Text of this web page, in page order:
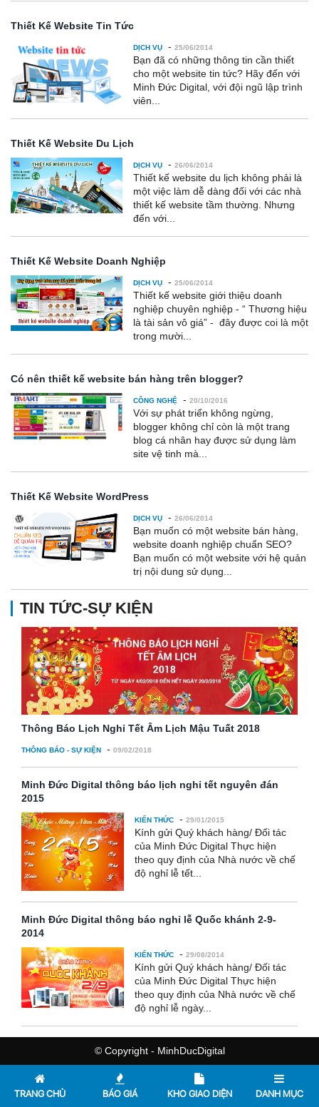
Thiết Kế Website Tin Tức
DỊCH VỤ - 25/06/2014
Bạn đã có những thông tin cần thiết
cho một website tin tức? Hãy đến với
Minh Đức Digital, với đội ngũ lập trình
viên...
Thiết Kế Website Du Lịch
DỊCH VỤ - 26/06/2014
Thiết kế website du lịch không phải là
một việc làm dễ dàng đối với các nhà
thiết kế website tầm thường. Nhưng
đến với...
Thiết Kế Website Doanh Nghiệp
DỊCH VỤ - 25/06/2014
Thiết kế website giới thiệu doanh
nghiệp chuyên nghiệp - “ Thương hiệu
là tài sản vô giá” - đây được coi là một
trong mười...
Có nên thiết kế website bán hàng trên blogger?
CÔNG NGHỆ - 20/10/2016
Với sự phát triển không ngừng,
blogger không chỉ còn là một trang
blog cá nhân hay được sử dụng làm
site vệ tinh mà...
Thiết Kế Website WordPress
DỊCH VỤ - 26/06/2014
Bạn muốn có một website bán hàng,
website doanh nghiệp chuẩn SEO?
Bạn muốn có một website với hệ quản
trị nội dung sử dụng...
TIN TỨC-SỰ KIỆN
Thông Báo Lịch Nghỉ Tết Âm Lịch Mậu Tuất 2018
THÔNG BÁO - SỰ KIỆN - 09/02/2018
Minh Đức Digital thông báo lịch nghỉ tết nguyên đán
2015
KIẾN THỨC - 29/01/2015
Kính gửi Quý khách hàng/ Đối tác
của Minh Đức Digital Thực hiện
theo quy định của Nhà nước về chế
độ nghỉ lễ tết...
Minh Đức Digital thông báo nghỉ lễ Quốc khánh 2-9-
2014
KIẾN THỨC - 29/08/2014
Kính gửi Quý khách hàng/ Đối tác
của Minh Đức Digital Thực hiện
theo quy định của Nhà nước về chế
độ nghỉ lễ ngày...
© Copyright - MinhDucDigital
TRANG CHỦ BÁO GIÁ KHO GIAO DIỆN DANH MỤC